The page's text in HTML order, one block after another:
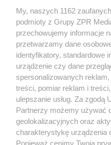
My, naszych 1162
podmioty z Grupy ZPR
przechowujemy informacje
przetwarzamy dane
identyfikatory, standardowe
urządzenie czy dane
spersonalizowanych
treści, pomiar reklam i
ulepszanie usług. Za zgodą
Partnerzy możemy używać
geolokalizacyjnych oraz
charakterystykę urządzenia
Ponieważ cenimy Twoją